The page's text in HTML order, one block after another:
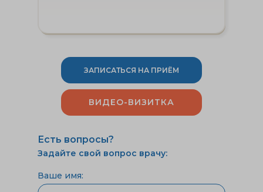
Ваше имя:
ЗАПИСАТЬСЯ НА ПРИЁМ
ВИДЕО-ВИЗИТКА
Задайте свой вопрос врачу:
Есть вопросы?